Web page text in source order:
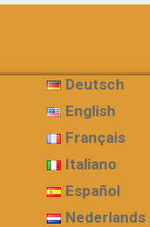
Deutsch
English
Français
Italiano
Español
Nederlands